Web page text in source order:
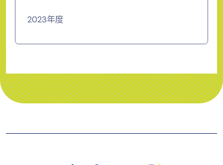
2023年度